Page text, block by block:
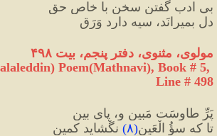
بی ادب گفتن سخن با خاص حق
دل بمیرانَد، سیه دارد وَرَق
مولوی، مثنوی، دفتر پنجم، بیت ۴۹۸
Poem(Mathnavi), Book # 5,
Line # 498
پَرِّ طاوسَت مَبین و، پای بین
تا که سؤُ الْعَین(۸) نگْشاید کمین